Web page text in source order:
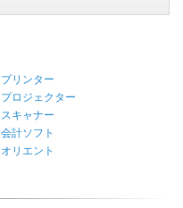
プリンター
プロジェクター
スキャナー
会計ソフト
オリエント